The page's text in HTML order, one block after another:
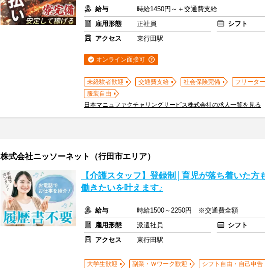
給与
時給1450円～＋交通費支給
雇用形態
正社員 シフト
アクセス
東行田駅
オンライン面接可
未経験者歓迎 交通費支給 社会保険完備
フリータ
服装自由
日本マニュファクチャリングサービス株式会社の求人一覧を見る
株式会社ニッソーネット（行田市エリア）
【介護スタッフ】登録制│育児が落ち着いた方
働きたいを叶えます♪
給与
時給1500～2250円 ※交通費全額
雇用形態
派遣社員 シフト
アクセス
東行田駅
大学生歓迎 副業・Ｗワーク歓迎 シフト自由・自己申告